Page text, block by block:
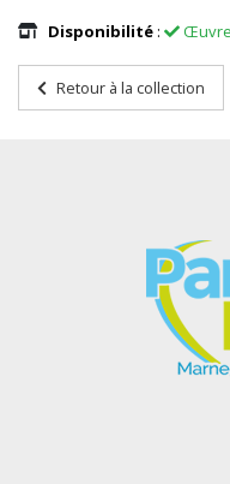
Disponibilité :
Retour à la collection